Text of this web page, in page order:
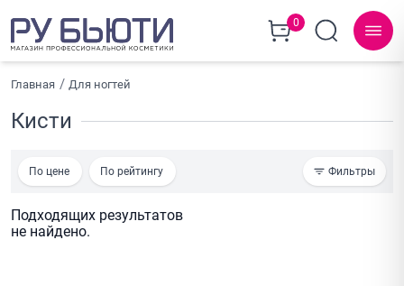
0
Главная Для ногтей
Кисти
По цене По рейтингу Фильтры
Подходящих результатов
не найдено.